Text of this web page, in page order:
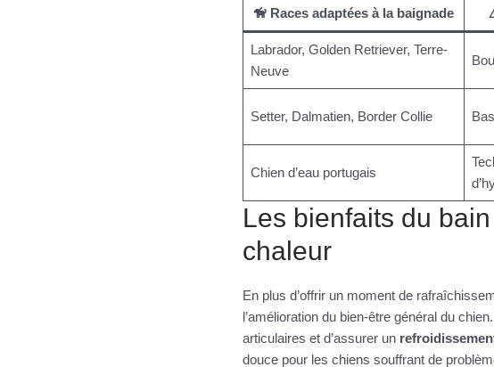
🦮 Races adaptées à la baignade
Labrador, Golden Retriever, Terre-
Neuve
Setter, Dalmatien, Border Collie
Chien d’eau portugais
Les bienfaits du
chaleur
En plus d’offrir un moment de
l’amélioration du bien-être général du
articulaires et d’assurer un
douce pour les chiens souffrant de